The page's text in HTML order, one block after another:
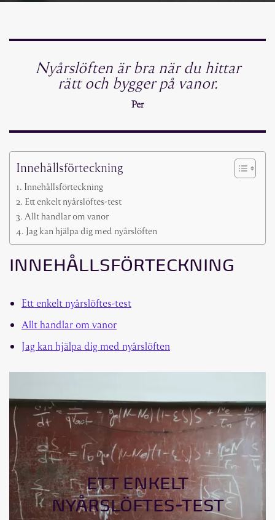
Nyårslöften är bra när du hittar
rätt och bygger på vanor.
Per
Innehållsförteckning
Innehållsförteckning
Ett enkelt nyårslöftes-test
Allt handlar om vanor
Jag kan hjälpa dig med nyårslöften
INNEHÅLLSFÖRTECKNING
Ett enkelt nyårslöftes-test
Allt handlar om vanor
Jag kan hjälpa dig med nyårslöften
ETT ENKELT
NYÅRSLÖFTES-TEST